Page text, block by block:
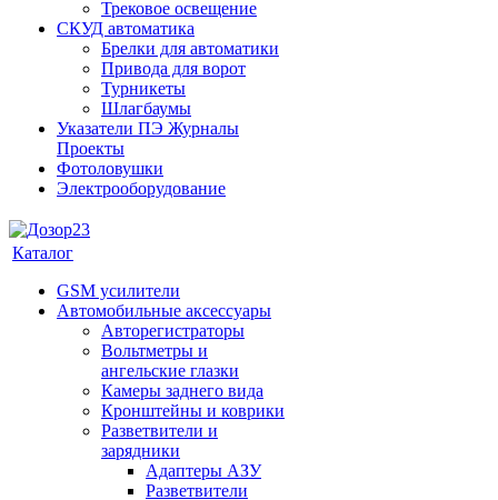
Трековое освещение
СКУД автоматика
Брелки для автоматики
Привода для ворот
Турникеты
Шлагбаумы
Указатели ПЭ Журналы
Проекты
Фотоловушки
Электрооборудование
Каталог
GSM усилители
Автомобильные аксессуары
Авторегистраторы
Вольтметры и
ангельские глазки
Камеры заднего вида
Кронштейны и коврики
Разветвители и
зарядники
Адаптеры АЗУ
Разветвители